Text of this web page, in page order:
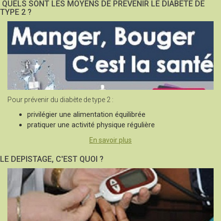
QUELS SONT LES MOYENS DE PREVENIR LE DIABETE DE
TYPE 2 ?
Pour prévenir du diabète de type 2 :
privilégier une alimentation équilibrée
pratiquer une activité physique régulière
En savoir plus
LE DEPISTAGE, C'EST QUOI ?